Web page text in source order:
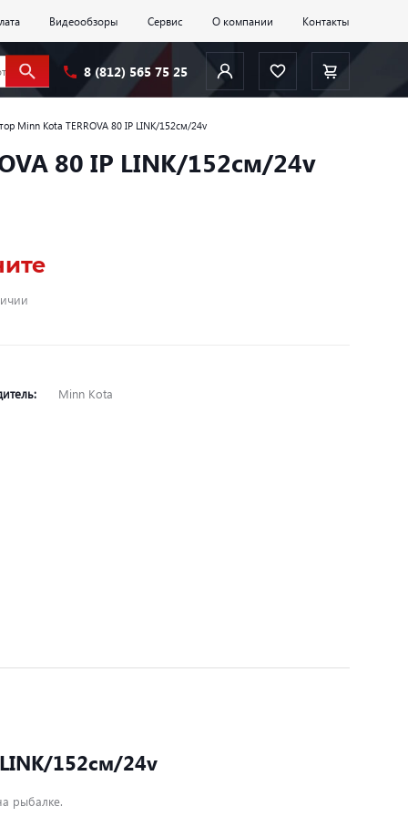
Видеообзоры Сервис О компании Контакты
8 (812) 565 75 25
Minn Kota TERROVA 80 IP LINK/152см/24v
80 IP LINK/152см/24v
Minn Kota
152см/24v
рыбалке.